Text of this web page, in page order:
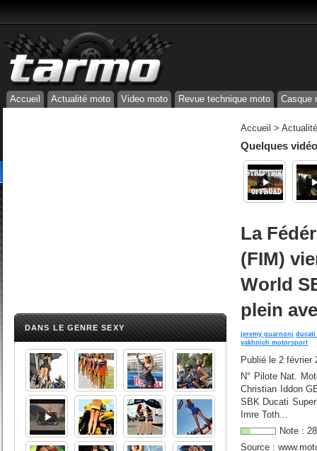
Accueil Actualité moto Video moto Revue technique moto Casque
DANS LE GENRE SEXY
Accueil >
Quelques
La
(FIM)
World
plein
jeremy guarnoni ducati
yakhnich motorsport
Publié le 2 février
N° Pilote Nat.
Christian Iddon
SBK Ducati
Imre Toth...
Note : 28
Source :